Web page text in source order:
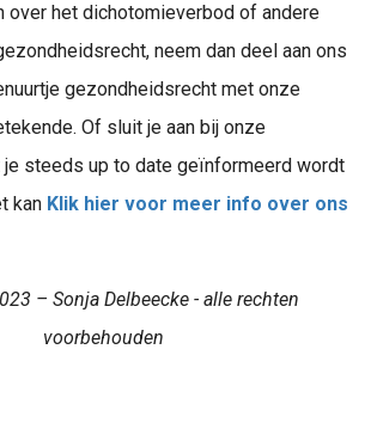
over het dichotomieverbod of andere
neem dan deel aan ons
gezondheidsrecht met onze
Of sluit je aan bij onze
je steeds up to date geïnformeerd wordt
kan Klik hier voor meer info over ons
– Sonja Delbeecke - alle rechten
voorbehouden